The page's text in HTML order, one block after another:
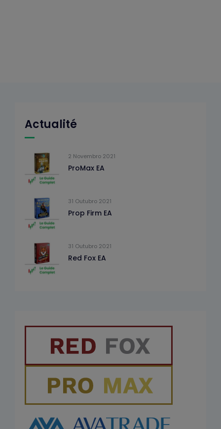
Actualité
2 Novembro 2021
ProMax EA
31 Outubro 2021
Prop Firm EA
31 Outubro 2021
Red Fox EA